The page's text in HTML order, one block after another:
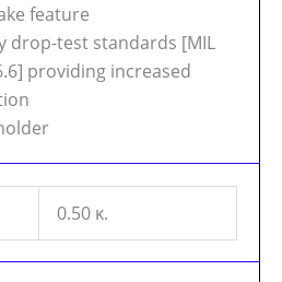
feature
drop-test standards [MIL
providing increased
0.50 κ.